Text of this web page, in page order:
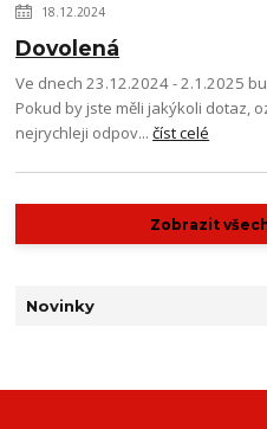
18.12.2024
Dovolená
Ve dnech 23.12.2024 - 2.1.2025
Pokud by jste měli jakýkoli dotaz,
nejrychleji odpov...číst celé
Zobrazit
Novinky